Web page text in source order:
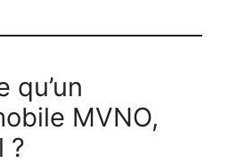
qu’un
MVNO,
?